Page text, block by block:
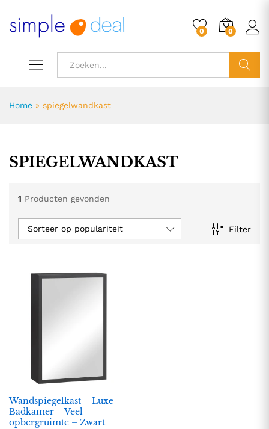
0 0
Home » spiegelwandkast
SPIEGELWANDKAST
1 Producten gevonden
Filter
Sorteer op populariteit
Wandspiegelkast – Luxe
Badkamer – Veel
opbergruimte – Zwart